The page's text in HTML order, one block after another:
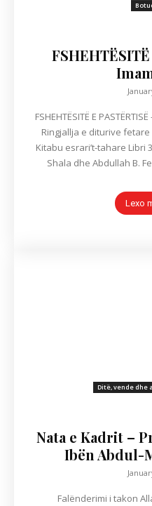
FSHEHTËSITË E PASTËRTISË - Imam
Ringjallja e diturive
Kitabu esrari’t-tahare Libri
Lexo
Ditë, vende dhe
Nata e Kadrit –
Ibën Abdul-
Falënderimi i takon